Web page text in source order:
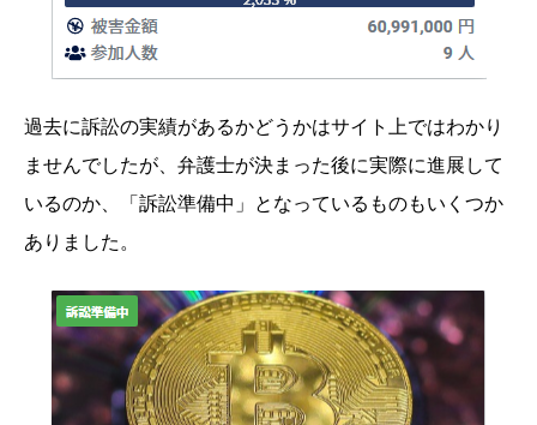
過去に訴訟の実績があるかどうかはサイト上ではわかり
ませんでしたが、弁護士が決まった後に実際に進展して
いるのか、「訴訟準備中」となっているものもいくつか
ありました。